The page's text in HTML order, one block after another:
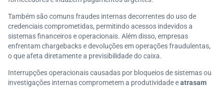
Também são comuns fraudes internas decorrentes do uso de
credenciais comprometidas, permitindo acessos indevidos a
sistemas financeiros e operacionais. Além disso, empresas
enfrentam chargebacks e devoluções em operações fraudulentas,
o que afeta diretamente a previsibilidade do caixa.
Interrupções operacionais causadas por bloqueios de sistemas ou
investigações internas comprometem a produtividade eatrasam